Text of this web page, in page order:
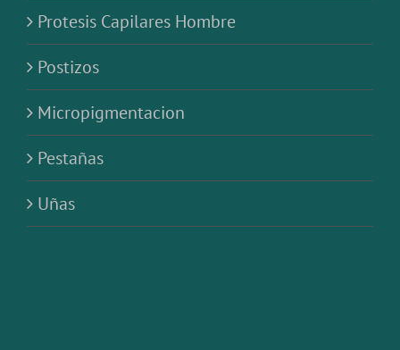
Protesis Capilares Hombre
Postizos
Micropigmentacion
Pestañas
Uñas